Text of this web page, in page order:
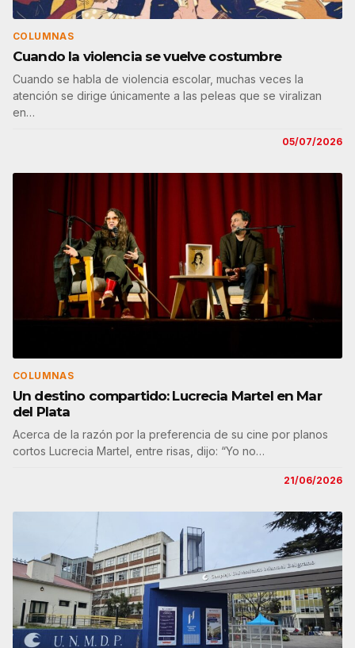
COLUMNAS
Cuando la violencia se vuelve costumbre
Cuando se habla de violencia escolar, muchas veces la
atención se dirige únicamente a las peleas que se viralizan
en…
05/07/2026
COLUMNAS
Un destino compartido: Lucrecia Martel en Mar
del Plata
Acerca de la razón por la preferencia de su cine por planos
cortos Lucrecia Martel, entre risas, dijo: “Yo no…
21/06/2026